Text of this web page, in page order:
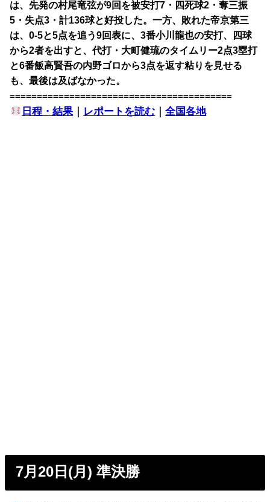
は、先発の村尾竜弦が9回を被安打7・四死球2・奪三振
5・失点3・計136球と好投した。一方、敗れた帝京第三
は、0-5と5点を追う9回表に、3番小川龍也の安打、四球
から2者を出すと、代打・大町健琉のタイムリー2点3塁打
と6番飯高賢吾の内野ゴロから3点を返す粘りを見せる
も、最後は及ばなかった。
=========================================
日程・結果｜ レポートを読む ｜全国各地
7月20日(月) 準決勝